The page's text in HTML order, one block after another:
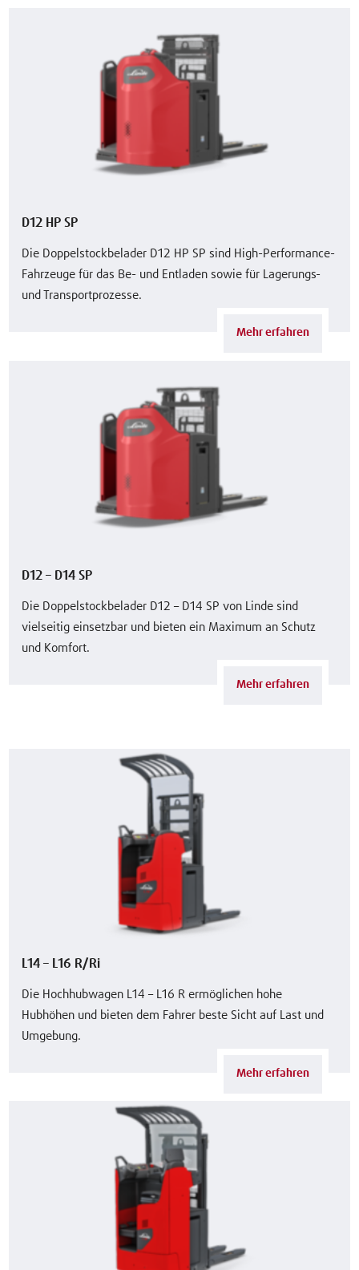
D12 HP SP
Die Doppelstockbelader D12 HP SP sind High-Performance-
Fahrzeuge für das Be- und Entladen sowie für Lagerungs-
und Transportprozesse.
Mehr erfahren
D12 – D14 SP
Die Doppelstockbelader D12 – D14 SP von Linde sind
vielseitig einsetzbar und bieten ein Maximum an Schutz
und Komfort.
Mehr erfahren
L14 – L16 R/Ri
Die Hochhubwagen L14 – L16 R ermöglichen hohe
Hubhöhen und bieten dem Fahrer beste Sicht auf Last und
Umgebung.
Mehr erfahren